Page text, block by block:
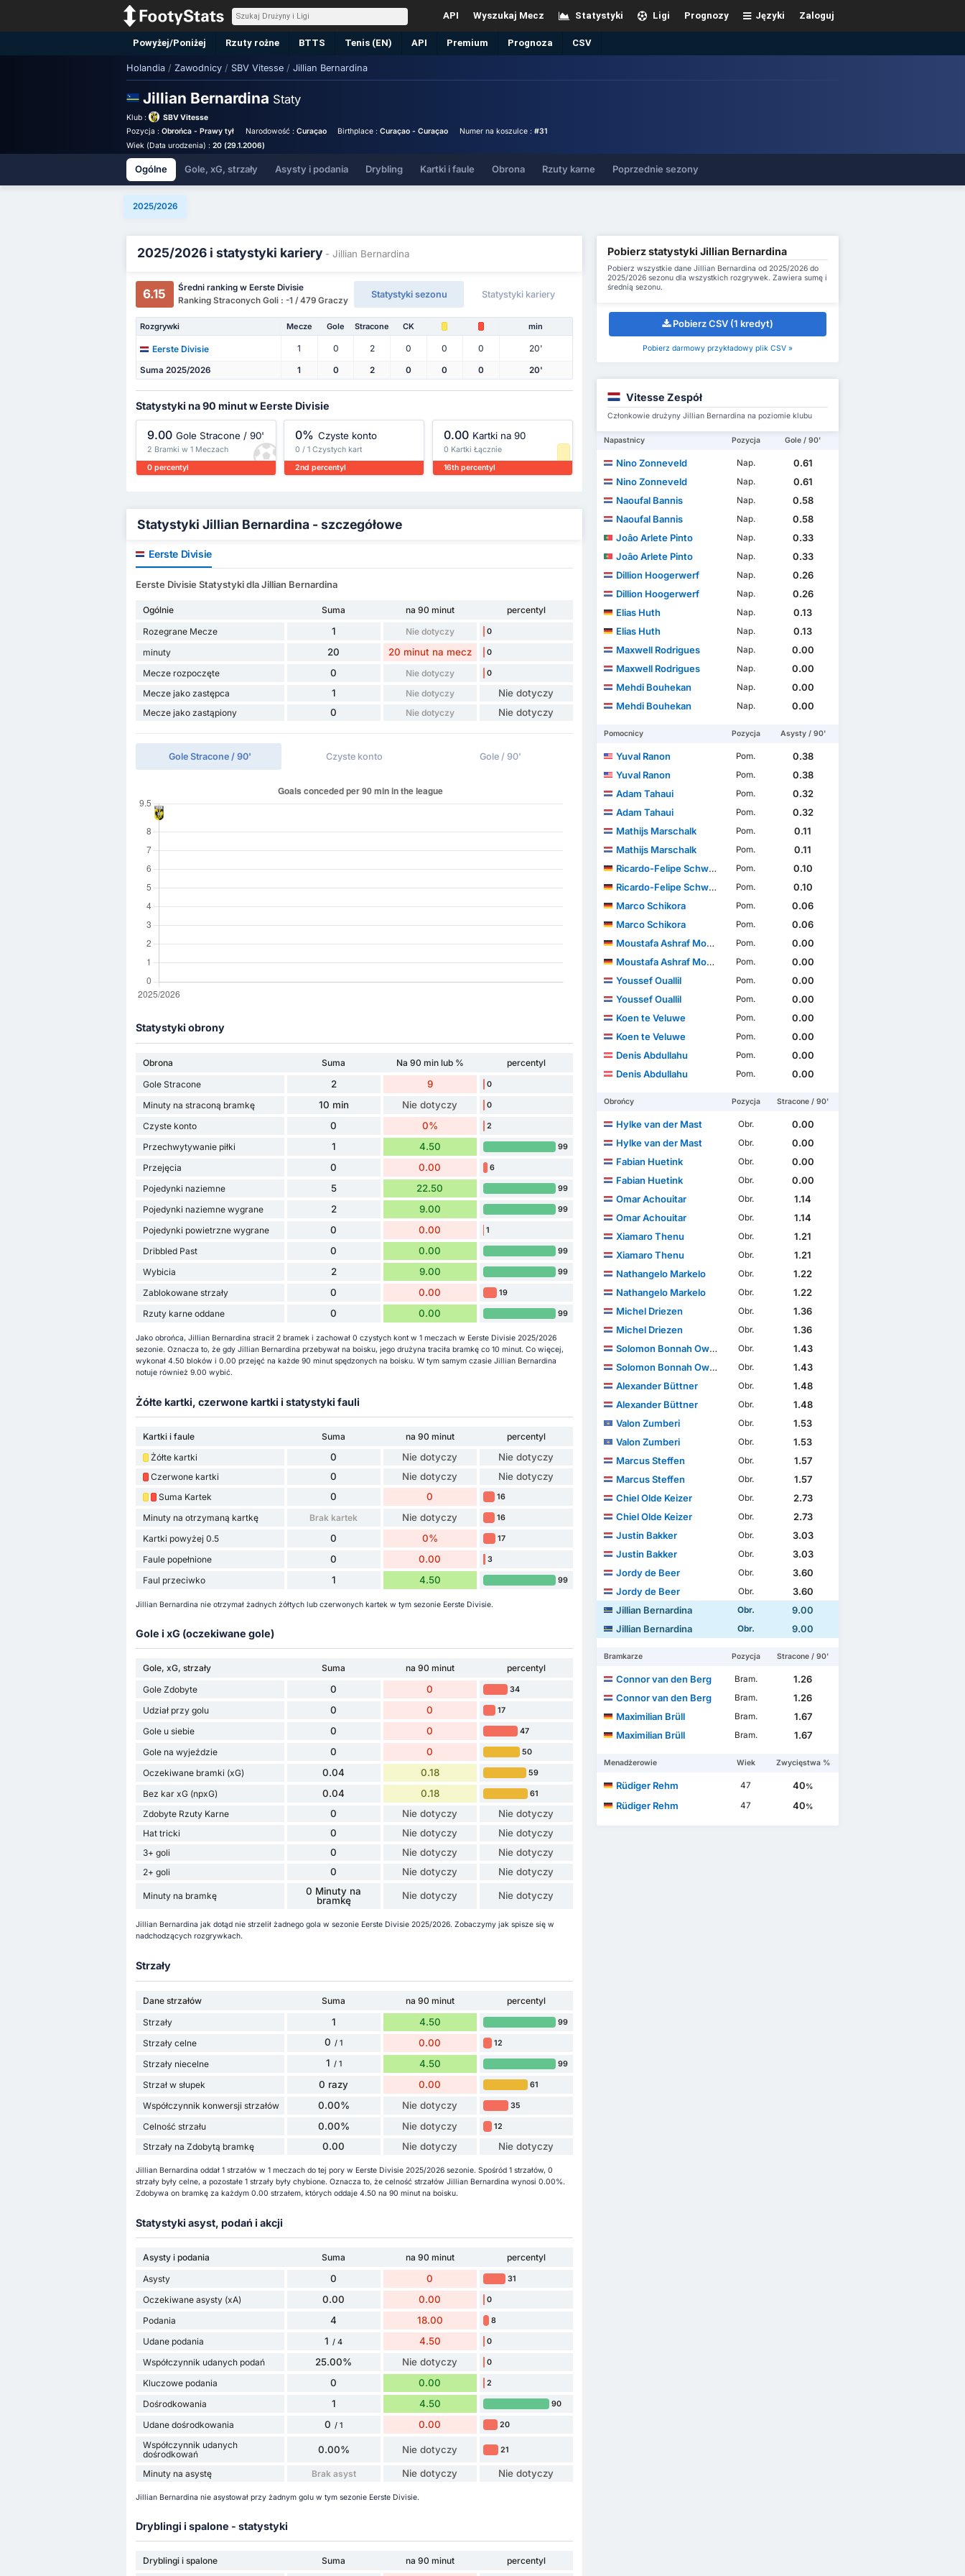
Zaloguj
Języki
Prognozy
Ligi
Statystyki
Wyszukaj Mecz
API
Powyżej/Poniżej Rzuty rożne BTTS Tenis (EN) API Premium Prognoza CSV
Holandia / Zawodnicy / SBV Vitesse / Jillian Bernardina
Jillian Bernardina Staty
Klub :
SBV Vitesse
Pozycja : Obrońca - Prawy tył Narodowość : Curaçao Birthplace :Curaçao - Curaçao Numer na koszulce : #31
Wiek (Data urodzenia) : 20 (29.1.2006)
Ogólne Gole, xG, strzały Asysty i podania Drybling Kartki i faule Obrona Rzuty karne Poprzednie sezony
2025/2026
2025/2026 i statystyki kariery - Jillian Bernardina
6.15
Średni ranking w Eerste Divisie
Ranking Straconych Goli : -1 / 479 Graczy
Statystyki sezonu Statystyki kariery
Rozgrywki Mecze Gole Stracone CK min
Eerste Divisie 1 0 2 0 0 0 20'
Suma 2025/2026 1 0 2 0 0 0 20'
Statystyki na 90 minut w Eerste Divisie
9.00 Gole Stracone / 90'
2 Bramki w 1 Meczach
0 percentyl
0% Czyste konto
0 / 1 Czystych kart
2nd percentyl
0.00 Kartki na 90
0 Kartki Łącznie
16th percentyl
Statystyki Jillian Bernardina - szczegółowe
Eerste Divisie
Eerste Divisie Statystyki dla Jillian Bernardina
Ogólnie Suma na 90 minut
percentyl
Rozegrane Mecze
1 Nie dotyczy 0
minuty 20 20 minut na mecz 0
Mecze rozpoczęte 0 Nie dotyczy 0
Mecze jako zastępca 1 Nie dotyczy Nie dotyczy
Mecze jako zastąpiony 0 Nie dotyczy Nie dotyczy
Gole Stracone / 90' Czyste konto Gole / 90'
Statystyki obrony
Obrona Suma Na 90 min lub %
percentyl
Gole Stracone
2 9 0
Minuty na straconą bramkę 10 min Nie dotyczy 0
Czyste konto 0 0% 2
Przechwytywanie piłki 1 4.50 99
Przejęcia 0 0.00 6
Pojedynki naziemne 5 22.50 99
Pojedynki naziemne wygrane 2 9.00 99
Pojedynki powietrzne wygrane 0 0.00 1
Dribbled Past 0 0.00 99
Wybicia 2 9.00 99
Zablokowane strzały 0 0.00 19
Rzuty karne oddane 0 0.00 99
Jako obrońca, Jillian Bernardina stracił 2 bramek i zachował 0 czystych kont w 1 meczach w Eerste Divisie 2025/2026
sezonie. Oznacza to, że gdy Jillian Bernardina przebywał na boisku, jego drużyna traciła bramkę co 10 minut. Co więcej,
wykonał 4.50 bloków i 0.00 przejęć na każde 90 minut spędzonych na boisku. W tym samym czasie Jillian Bernardina
notuje również 9.00 wybić.
Żółte kartki, czerwone kartki i statystyki fauli
Kartki i faule Suma na 90 minut
percentyl
Żółte kartki
0 Nie dotyczy Nie dotyczy
Czerwone kartki 0 Nie dotyczy Nie dotyczy
Suma Kartek 0 0 16
Minuty na otrzymaną kartkę Brak kartek Nie dotyczy 16
Kartki powyżej 0.5 0 0% 17
Faule popełnione 0 0.00 3
Faul przeciwko 1 4.50 99
Jillian Bernardina nie otrzymał żadnych żółtych lub czerwonych kartek w tym sezonie Eerste Divisie.
Gole i xG (oczekiwane gole)
Gole, xG, strzały Suma na 90 minut
percentyl
Gole Zdobyte
0 0 34
Udział przy golu 0 0 17
Gole u siebie 0 0 47
Gole na wyjeździe 0 0 50
Oczekiwane bramki (xG) 0.04 0.18 59
Bez kar xG (npxG) 0.04 0.18 61
Zdobyte Rzuty Karne 0 Nie dotyczy Nie dotyczy
Hat tricki 0 Nie dotyczy Nie dotyczy
3+ goli 0 Nie dotyczy Nie dotyczy
2+ goli 0 Nie dotyczy Nie dotyczy
Minuty na bramkę
0 Minuty na
bramkę
Nie dotyczy Nie dotyczy
Jillian Bernardina jak dotąd nie strzelił żadnego gola w sezonie Eerste Divisie 2025/2026. Zobaczymy jak spisze się w
nadchodzących rozgrywkach.
Strzały
Dane strzałów Suma na 90 minut
percentyl
Strzały
1 4.50 99
Strzały celne 0 / 1 0.00 12
Strzały niecelne 1 / 1 4.50 99
Strzał w słupek 0 razy 0.00 61
Współczynnik konwersji strzałów 0.00% Nie dotyczy 35
Celność strzału 0.00% Nie dotyczy 12
Strzały na Zdobytą bramkę 0.00 Nie dotyczy Nie dotyczy
Jillian Bernardina oddał 1 strzałów w 1 meczach do tej pory w Eerste Divisie 2025/2026 sezonie. Spośród 1 strzałów, 0
strzały były celne, a pozostałe 1 strzały były chybione. Oznacza to, że celność strzałów Jillian Bernardina wynosi 0.00%.
Zdobywa on bramkę za każdym 0.00 strzałem, których oddaje 4.50 na 90 minut na boisku.
Statystyki asyst, podań i akcji
Asysty i podania Suma na 90 minut
percentyl
Asysty
0 0 31
Oczekiwane asysty (xA) 0.00 0.00 0
Podania 4 18.00 8
Udane podania 1 / 4 4.50 0
Współczynnik udanych podań 25.00% Nie dotyczy 0
Kluczowe podania 0 0.00 2
Dośrodkowania 1 4.50 90
Udane dośrodkowania 0 / 1 0.00 20
Współczynnik udanych
dośrodkowań
0.00% Nie dotyczy 21
Minuty na asystę Brak asyst Nie dotyczy Nie dotyczy
Jillian Bernardina nie asystował przy żadnym golu w tym sezonie Eerste Divisie.
Dryblingi i spalone - statystyki
Dryblingi i spalone Suma na 90 minut percentyl
Pobierz statystyki Jillian Bernardina
Pobierz wszystkie dane Jillian Bernardina od 2025/2026 do
2025/2026 sezonu dla wszystkich rozgrywek. Zawiera sumę i
średnią sezonu.
Pobierz CSV (1 kredyt)
Pobierz darmowy przykładowy plik CSV »
Vitesse Zespół
Członkowie drużyny Jillian Bernardina na poziomie klubu
Napastnicy Pozycja Gole / 90'
Nino Zonneveld Nap.
0.61
Nino Zonneveld
Nap.
0.61
Naoufal Bannis
Nap.
0.58
Naoufal Bannis
Nap.
0.58
Joâo Arlete Pinto
Nap.
0.33
Joâo Arlete Pinto
Nap.
0.33
Dillion Hoogerwerf
Nap.
0.26
Dillion Hoogerwerf
Nap.
0.26
Elias Huth
Nap.
0.13
Elias Huth
Nap.
0.13
Maxwell Rodrigues
Nap.
0.00
Maxwell Rodrigues
Nap.
0.00
Mehdi Bouhekan
Nap.
0.00
Mehdi Bouhekan
Nap. 0.00
Pomocnicy Pozycja Asysty / 90'
Yuval Ranon Pom.
0.38
Yuval Ranon
Pom.
0.38
Adam Tahaui
Pom.
0.32
Adam Tahaui
Pom.
0.32
Mathijs Marschalk
Pom.
0.11
Mathijs Marschalk
Pom.
0.11
Ricardo-Felipe Schwarz
Pom.
0.10
Ricardo-Felipe Schwarz
Pom.
0.10
Marco Schikora
Pom.
0.06
Marco Schikora
Pom.
0.06
Moustafa Ashraf Moustafa
Pom.
0.00
Moustafa Ashraf Moustafa
Pom.
0.00
Youssef Ouallil
Pom.
0.00
Youssef Ouallil
Pom.
0.00
Koen te Veluwe
Pom.
0.00
Koen te Veluwe
Pom.
0.00
Denis Abdullahu
Pom.
0.00
Denis Abdullahu
Pom. 0.00
Obrońcy Pozycja Stracone / 90'
Hylke van der Mast Obr.
0.00
Hylke van der Mast
Obr.
0.00
Fabian Huetink
Obr.
0.00
Fabian Huetink
Obr.
0.00
Omar Achouitar
Obr.
1.14
Omar Achouitar
Obr.
1.14
Xiamaro Thenu
Obr.
1.21
Xiamaro Thenu
Obr.
1.21
Nathangelo Markelo
Obr.
1.22
Nathangelo Markelo
Obr.
1.22
Michel Driezen
Obr.
1.36
Michel Driezen
Obr.
1.36
Solomon Bonnah Owusu
Obr.
1.43
Solomon Bonnah Owusu
Obr.
1.43
Alexander Büttner
Obr.
1.48
Alexander Büttner
Obr.
1.48
Valon Zumberi
Obr.
1.53
Valon Zumberi
Obr.
1.53
Marcus Steffen
Obr.
1.57
Marcus Steffen
Obr.
1.57
Chiel Olde Keizer
Obr.
2.73
Chiel Olde Keizer
Obr.
2.73
Justin Bakker
Obr.
3.03
Justin Bakker
Obr.
3.03
Jordy de Beer
Obr.
3.60
Jordy de Beer
Obr.
3.60
Jillian Bernardina
Obr.
9.00
Jillian Bernardina
Obr. 9.00
Bramkarze Pozycja Stracone / 90'
Connor van den Berg Bram.
1.26
Connor van den Berg
Bram.
1.26
Maximilian Brüll
Bram.
1.67
Maximilian Brüll
Bram. 1.67
Menadżerowie Wiek Zwycięstwa %
Rüdiger Rehm 47 40%
Rüdiger Rehm 47 40%